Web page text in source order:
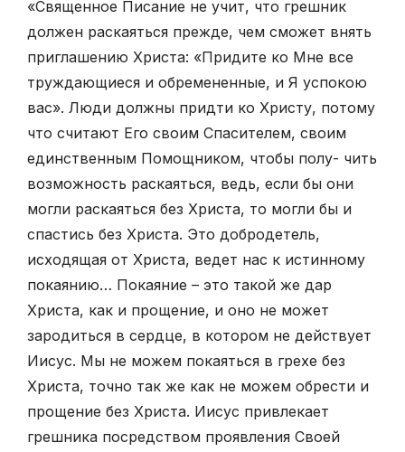
«Священное Писание не учит, что грешник
должен раскаяться прежде, чем сможет внять
приглашению Христа: «Придите ко Мне все
труждающиеся и обремененные, и Я успокою
вас». Люди должны придти ко Христу, потому
что считают Его своим Спасителем, своим
единственным Помощником, чтобы полу- чить
возможность раскаяться, ведь, если бы они
могли раскаяться без Христа, то могли бы и
спастись без Христа. Это добродетель,
исходящая от Христа, ведет нас к истинному
покаянию… Покаяние – это такой же дар
Христа, как и прощение, и оно не может
зародиться в сердце, в котором не действует
Иисус. Мы не можем покаяться в грехе без
Христа, точно так же как не можем обрести и
прощение без Христа. Иисус привлекает
грешника посредством проявления Своей